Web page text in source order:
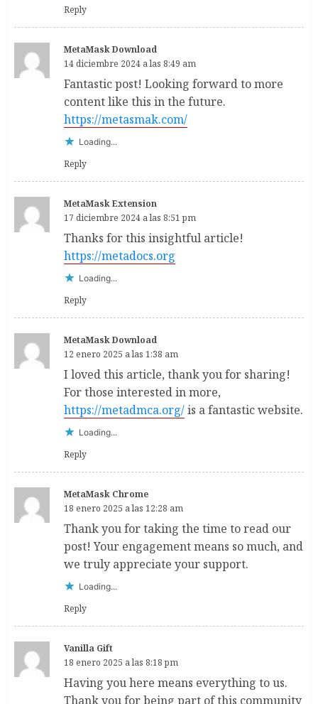
Reply
MetaMask Download
14 diciembre 2024 a las 8:49 am
Fantastic post! Looking forward to more
content like this in the future.
https://metasmak.com/
Loading...
Reply
MetaMask Extension
17 diciembre 2024 a las 8:51 pm
Thanks for this insightful article!
https://metadocs.org
Loading...
Reply
MetaMask Download
12 enero 2025 a las 1:38 am
I loved this article, thank you for sharing!
For those interested in more,
https://metadmca.org/is a fantastic website.
Loading...
Reply
MetaMask Chrome
18 enero 2025 a las 12:28 am
Thank you for taking the time to read our
post! Your engagement means so much, and
we truly appreciate your support.
Loading...
Reply
Vanilla Gift
18 enero 2025 a las 8:18 pm
Having you here means everything to us.
Thank you for being part of this community